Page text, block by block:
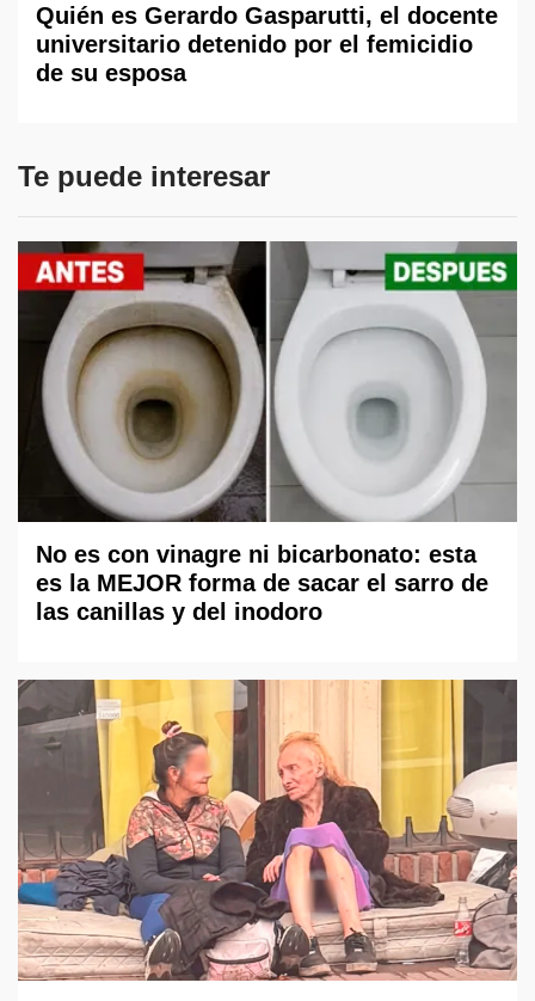
Quién es Gerardo Gasparutti, el docente
universitario detenido por el femicidio
de su esposa
Te puede interesar
No es con vinagre ni bicarbonato: esta
es la MEJOR forma de sacar el sarro de
las canillas y del inodoro